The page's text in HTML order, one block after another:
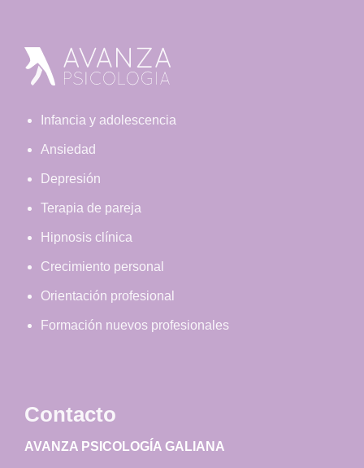
Footer
Infancia y adolescencia
Ansiedad
Depresión
Terapia de pareja
Hipnosis clínica
Crecimiento personal
Orientación profesional
Formación nuevos profesionales
Contacto
AVANZA PSICOLOGÍA GALIANA